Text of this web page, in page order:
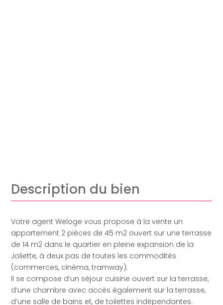
Description du bien
Votre agent Weloge vous propose à la vente un
appartement 2 pièces de 45 m2 ouvert sur une terrasse
de 14 m2 dans le quartier en pleine expansion de la
Joliette, à deux pas de toutes les commodités
(commerces, cinéma, tramway).
Il se compose d’un séjour cuisine ouvert sur la terrasse,
d’une chambre avec accès également sur la terrasse,
d’une salle de bains et, de toilettes indépendantes.